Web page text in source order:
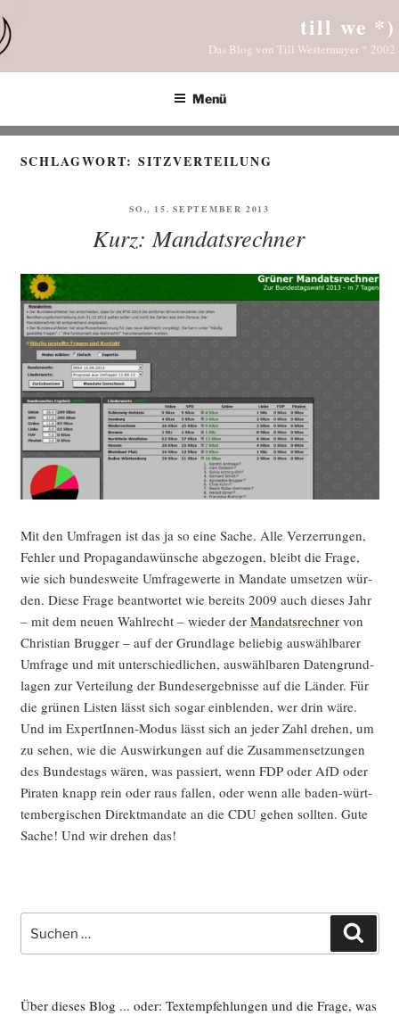
Inhalt
springen
till we *)
Das Blog von Till Westermayer * 2002
Menü
SCHLAGWORT:SITZVERTEILUNG
VERÖFFENTLICHT
SO., 15. SEPTEMBER 2013
Kurz: Mandatsrechner
Mit den Umfra­gen ist das ja so eine Sache. Alle Ver­zer­run­gen,
Feh­ler und Pro­pa­gan­da­wün­sche abge­zo­gen, bleibt die Fra­ge,
wie sich bun­des­wei­te Umfra­ge­wer­te in Man­da­te umset­zen wür­
den. Die­se Fra­ge beant­wor­tet wie bereits 2009 auch die­ses Jahr
– mit dem neu­en Wahl­recht – wie­der der Man­dats­rech­nervon
Chris­ti­an Brug­ger – auf der Grund­la­ge belie­big aus­wähl­ba­rer
Umfra­ge und mit unter­schied­li­chen, aus­wähl­ba­ren Daten­grund­
la­gen zur Ver­tei­lung der Bun­des­er­geb­nis­se auf die Län­der. Für
die grü­nen Lis­ten lässt sich sogar ein­blen­den, wer drin wäre.
Und im Exper­tIn­nen-Modus lässt sich an jeder Zahl dre­hen, um
zu sehen, wie die Aus­wir­kun­gen auf die Zusam­men­set­zun­gen
des Bun­des­tags wären, was pas­siert, wenn FDP oder AfD oder
Pira­ten knapp rein oder raus fal­len, oder wenn alle baden-würt­
tem­ber­gi­schen Direkt­man­da­te an die CDU gehen soll­ten. Gute
Sache! Und wir dre­hen das!
nach:
Über dieses Blog ... oder: Textempfehlungen und die Frage, was